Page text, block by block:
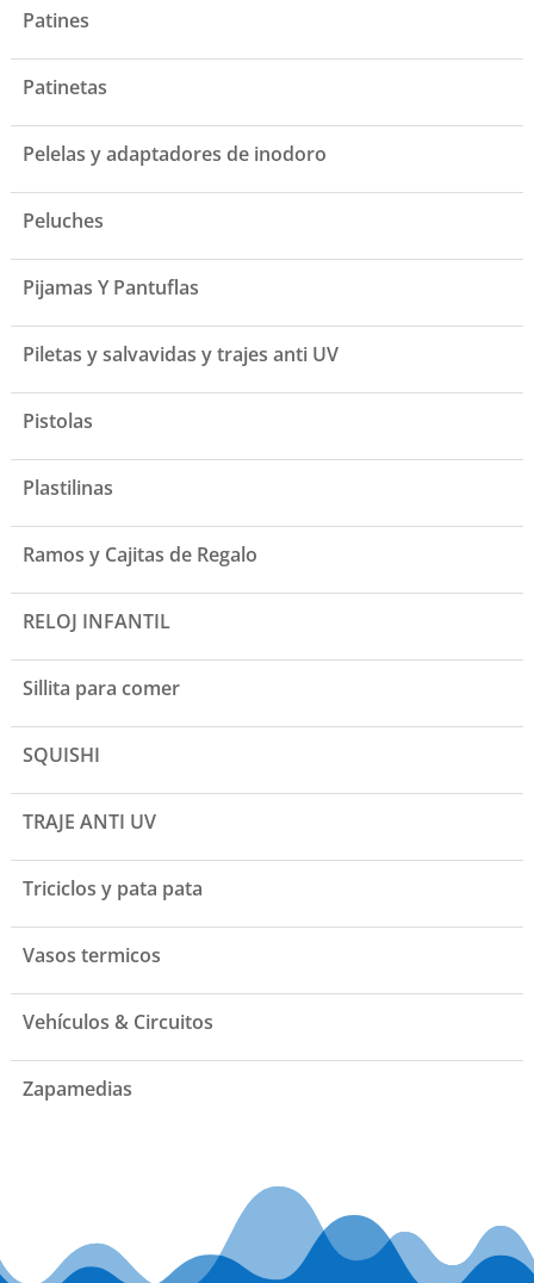
Patines
Patinetas
Pelelas y adaptadores de inodoro
Peluches
Pijamas Y Pantuflas
Piletas y salvavidas y trajes anti UV
Pistolas
Plastilinas
Ramos y Cajitas de Regalo
RELOJ INFANTIL
Sillita para comer
SQUISHI
TRAJE ANTI UV
Triciclos y pata pata
Vasos termicos
Vehículos & Circuitos
Zapamedias